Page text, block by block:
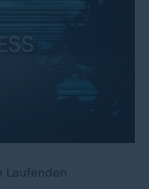
Laufenden